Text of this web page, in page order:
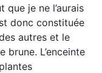
que je ne l’aurais
donc constituée
autres et le
brune. L’enceinte